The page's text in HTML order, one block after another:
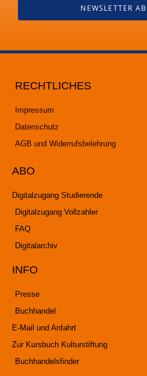
NEWSLETTER
RECHTLICHES
Impressum
Datenschutz
AGB und Widerrufsbelehrung
ABO
Digitalzugang Studierende
Digitalzugang Vollzahler
FAQ
Digitalarchiv
INFO
Presse
Buchhandel
E-Mail und Anfahrt
Zur Kursbuch Kulturstiftung
Buchhandelsfinder